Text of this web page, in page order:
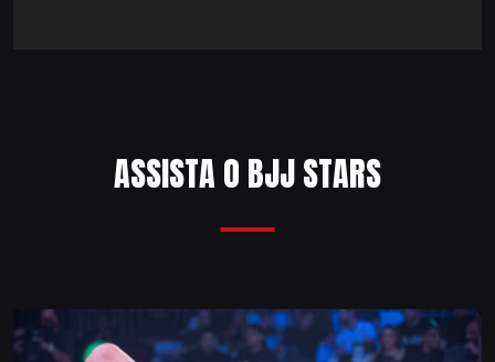
ASSISTA O BJJ STARS